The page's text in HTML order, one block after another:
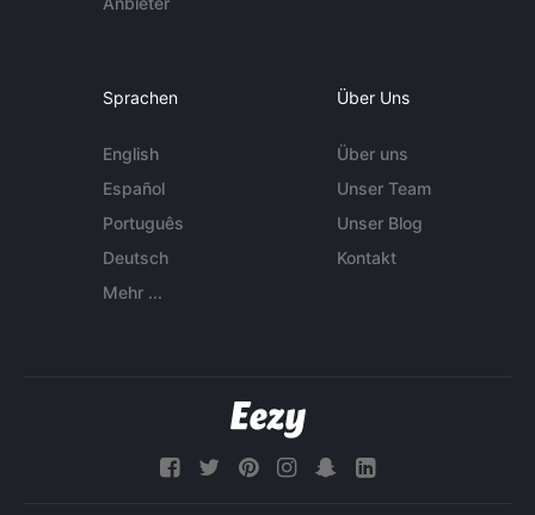
Sprachen
English
Español
Português
Deutsch
Mehr ...
Über Uns
Über uns
Unser Team
Unser Blog
Kontakt